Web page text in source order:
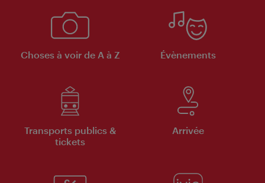
Choses à voir de A à Z Évènements
Transports publics &
tickets
Arrivée